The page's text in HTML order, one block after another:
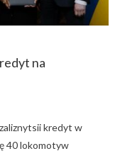
na
kredyt w
40 lokomotyw